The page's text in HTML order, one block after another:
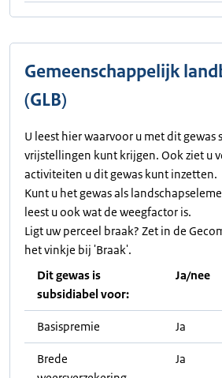
Gemeenschappelijk
(GLB)
U leest hier waarvoor u met dit gewas
vrijstellingen kunt krijgen. Ook ziet u
activiteiten u dit gewas kunt inzetten.
Kunt u het gewas als
leest u ook wat de weegfactor is.
Ligt uw perceel braak? Zet in de
het vinkje bij 'Braak'.
Dit gewas is
subsidiabel voor:
Ja/nee
Basispremie Ja
Brede
Ja